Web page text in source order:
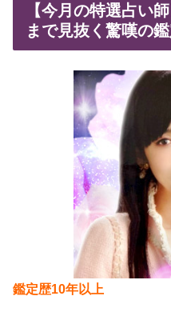
【今月の特選占い
まで見抜く驚嘆の
鑑定歴10年以上